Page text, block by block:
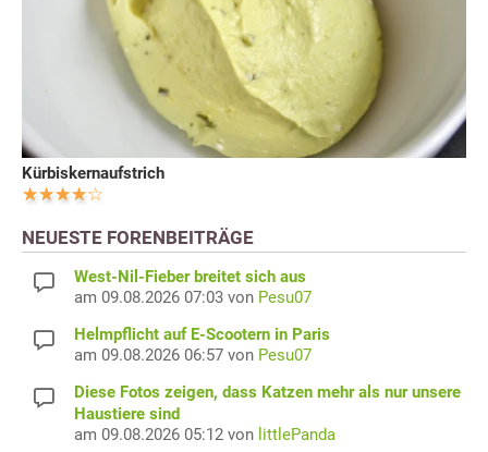
Kürbiskernaufstrich
NEUESTE FORENBEITRÄGE
West-Nil-Fieber breitet sich aus
am 09.08.2026 07:03 von Pesu07
Helmpflicht auf E-Scootern in Paris
am 09.08.2026 06:57 von Pesu07
Diese Fotos zeigen, dass Katzen mehr als nur unsere
Haustiere sind
am 09.08.2026 05:12 von littlePanda